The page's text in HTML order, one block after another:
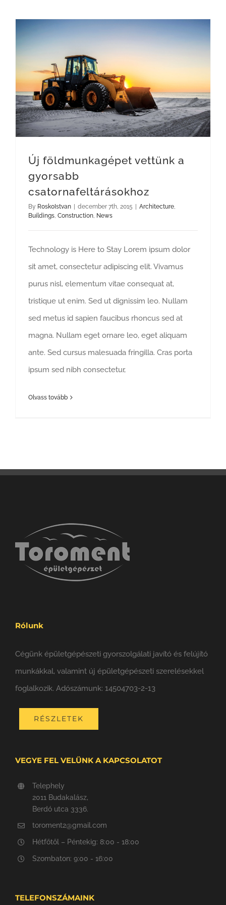
Új földmunkagépet vettünk a
gyorsabb
csatornafeltárásokhoz
By R0sk0Istvan | december 7th, 2015 | Architecture
Buildings Construction News
Technology is Here to Stay Lorem ipsum dolor
sit amet, consectetur adipiscing elit. Vivamus
purus nisl, elementum vitae consequat at,
tristique ut enim. Sed ut dignissim leo. Nullam
sed metus id sapien faucibus rhoncus sed at
magna. Nullam eget ornare leo, eget aliquam
ante. Sed cursus malesuada fringilla. Cras porta
ipsum sed nibh consectetur,
Olvass tovább
Rólunk
Cégünk épületgépészeti gyorszolgálati javító és felújító
munkákkal, valamint új épületgépészeti szerelésekkel
foglalkozik. Adószámunk: 14504703-2-13
RÉSZLETEK
VEGYE FEL VELÜNK A KAPCSOLATOT
Telephely
2011 Budakalász,
Berdó utca 3336.
toroment2@gmail.com
Hétfőtől – Péntekig: 8:00 - 18:00
Szombaton: 9:00 - 16:00
TELEFONSZÁMAINK